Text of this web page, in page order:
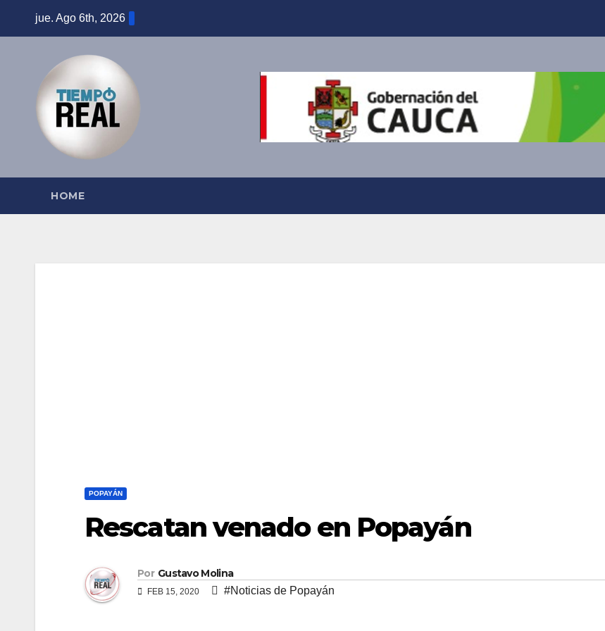
jue. Ago 6th, 2026
HOME
POPAYÁN
Rescatan venado en Popayán
Por Gustavo Molina
FEB 15, 2020 #Noticias de Popayán